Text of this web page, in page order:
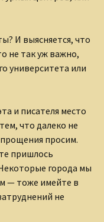
И выясняется, что
не так уж важно,
университета или
и писателя место
что далеко не
просим.
пришлось
города мы
— тоже имейте в
не